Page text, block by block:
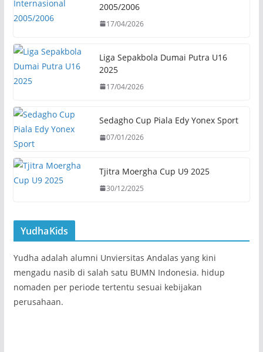
2005/2006
17/04/2026
Liga Sepakbola Dumai Putra U16
2025
17/04/2026
Sedagho Cup Piala Edy Yonex Sport
07/01/2026
Tjitra Moergha Cup U9 2025
30/12/2025
YudhaKids
Yudha adalah alumni Unviersitas Andalas yang kini
mengadu nasib di salah satu BUMN Indonesia. hidup
nomaden per periode tertentu sesuai kebijakan
perusahaan.